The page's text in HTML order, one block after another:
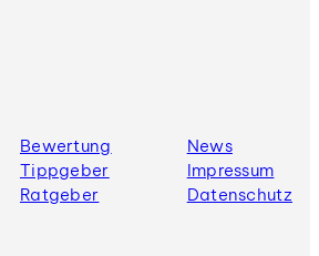
Bewertung
Tippgeber
Ratgeber
News
Impressum
Datenschutz